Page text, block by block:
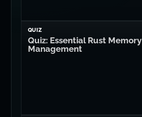
QUIZ
Quiz: Essential Rust Memory
Management